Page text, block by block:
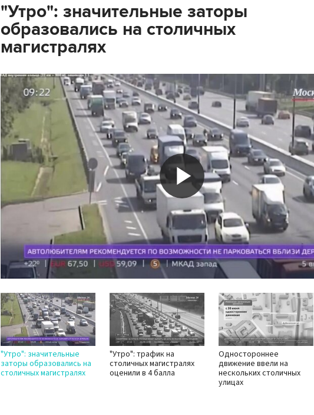
"Утро": значительные заторы
образовались на столичных
магистралях
Play
Video
"Утро": значительные
заторы образовались на
столичных магистралях
"Утро": трафик на
столичных магистралях
оценили в 4 балла
Одностороннее
движение ввели на
нескольких столичных
улицах